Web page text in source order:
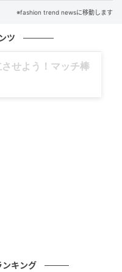
ードもトレンド感も
※fashion trend newsに移動します
ツ
行記……全部、読
ンキング